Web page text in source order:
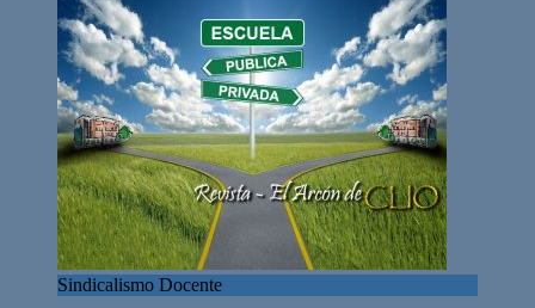
Sindicalismo Docente